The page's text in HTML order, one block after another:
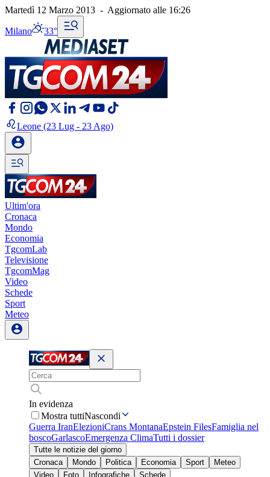
Martedì 12 Marzo 2013 - Aggiornato alle 16:26
Milano 33°
Leone (23 Lug - 23 Ago)
Ultim'ora
Cronaca
Mondo
Economia
TgcomLab
Televisione
TgcomMag
Video
Schede
Sport
Meteo
In evidenza
Mostra tuttiNascondi
Guerra IranElezioniCrans MontanaEpstein FilesFamiglia nel
boscoGarlascoEmergenza ClimaTutti i dossier
Tutte le notizie del giorno
Cronaca
Mondo Politica Economia Sport
Meteo
Video
Foto Infografiche
Schede